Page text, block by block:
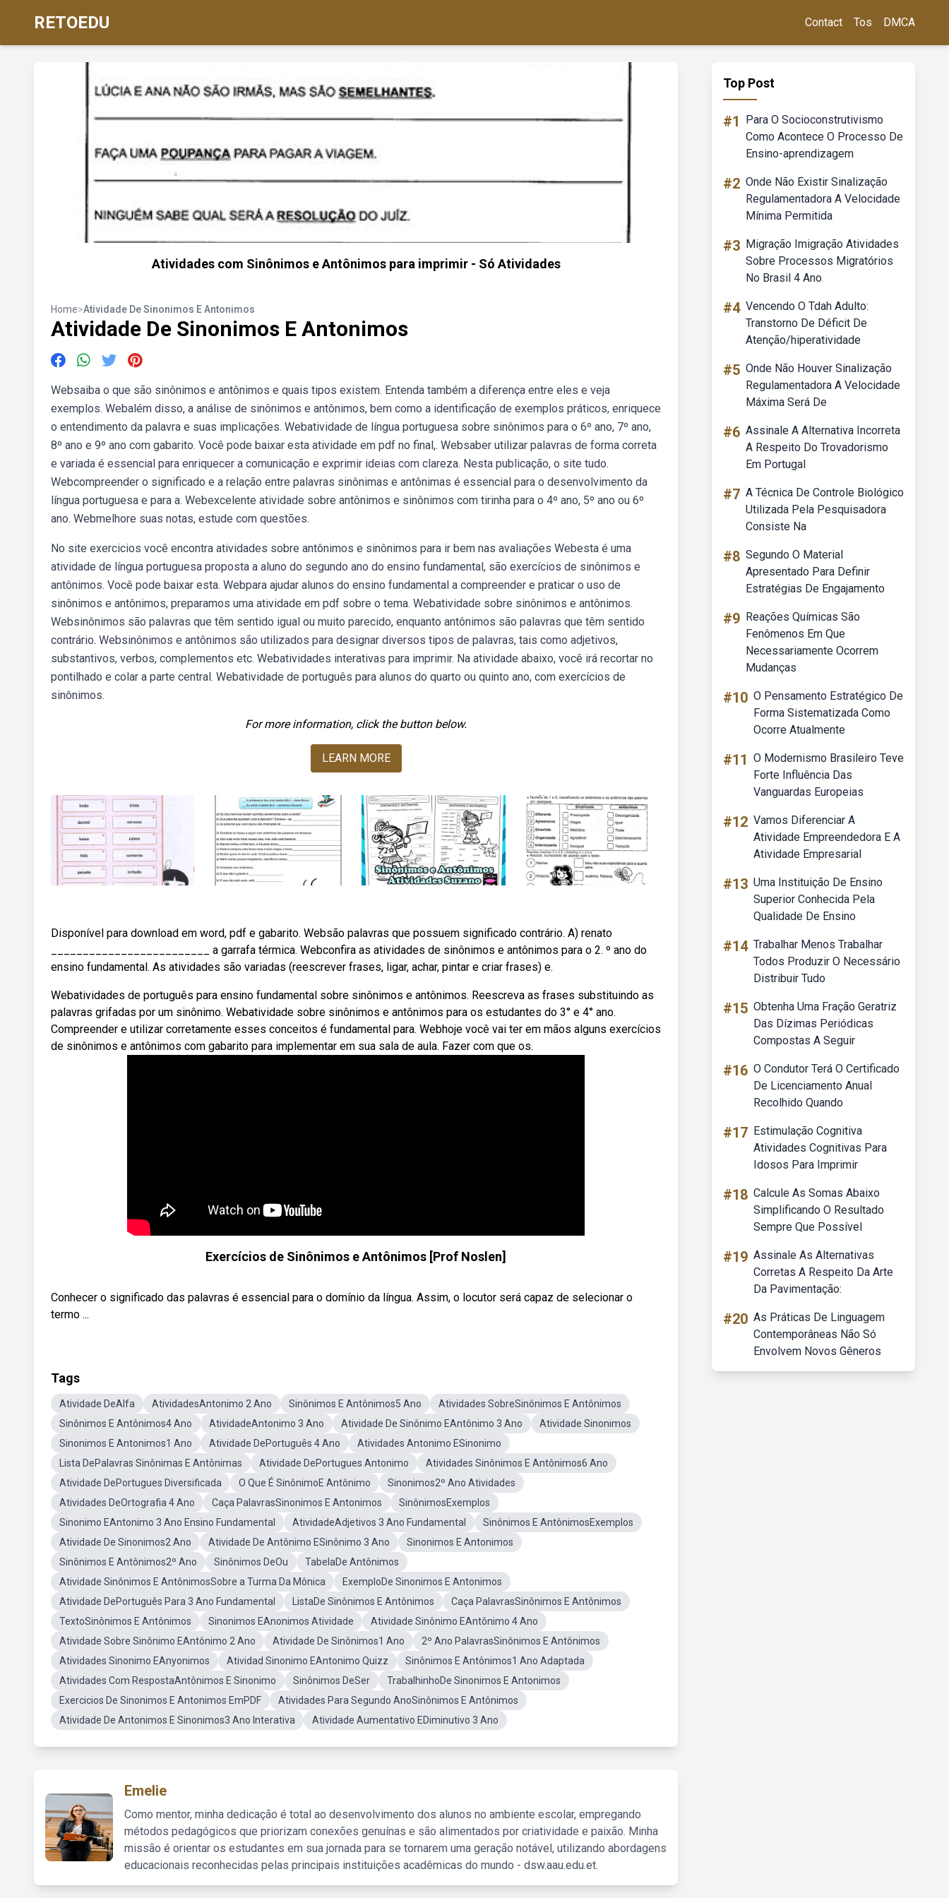
RETOEDU Contact Tos DMCA
Atividades com Sinônimos e Antônimos para imprimir - Só Atividades
Home>Atividade De Sinonimos E Antonimos
Atividade De Sinonimos E Antonimos
Websaiba o que são sinônimos e antônimos e quais tipos existem. Entenda também a diferença entre eles e veja
exemplos. Webalém disso, a análise de sinônimos e antônimos, bem como a identificação de exemplos práticos, enriquece
o entendimento da palavra e suas implicações. Webatividade de língua portuguesa sobre sinônimos para o 6º ano, 7º ano,
8º ano e 9º ano com gabarito. Você pode baixar esta atividade em pdf no final,. Websaber utilizar palavras de forma correta
e variada é essencial para enriquecer a comunicação e exprimir ideias com clareza. Nesta publicação, o site tudo.
Webcompreender o significado e a relação entre palavras sinônimas e antônimas é essencial para o desenvolvimento da
língua portuguesa e para a. Webexcelente atividade sobre antônimos e sinônimos com tirinha para o 4º ano, 5º ano ou 6º
ano. Webmelhore suas notas, estude com questões.
No site exercicios você encontra atividades sobre antônimos e sinônimos para ir bem nas avaliações Webesta é uma
atividade de língua portuguesa proposta a aluno do segundo ano do ensino fundamental, são exercícios de sinônimos e
antônimos. Você pode baixar esta. Webpara ajudar alunos do ensino fundamental a compreender e praticar o uso de
sinônimos e antônimos, preparamos uma atividade em pdf sobre o tema. Webatividade sobre sinônimos e antônimos.
Websinônimos são palavras que têm sentido igual ou muito parecido, enquanto antônimos são palavras que têm sentido
contrário. Websinônimos e antônimos são utilizados para designar diversos tipos de palavras, tais como adjetivos,
substantivos, verbos, complementos etc. Webatividades interativas para imprimir. Na atividade abaixo, você irá recortar no
pontilhado e colar a parte central. Webatividade de português para alunos do quarto ou quinto ano, com exercícios de
sinônimos.
For more information, click the button below.
LEARN MORE
Disponível para download em word, pdf e gabarito. Websão palavras que possuem significado contrário. A) renato
_________________________ a garrafa térmica. Webconfira as atividades de sinônimos e antônimos para o 2. º ano do
ensino fundamental. As atividades são variadas (reescrever frases, ligar, achar, pintar e criar frases) e.
Webatividades de português para ensino fundamental sobre sinônimos e antônimos. Reescreva as frases substituindo as
palavras grifadas por um sinônimo. Webatividade sobre sinônimos e antônimos para os estudantes do 3° e 4° ano.
Compreender e utilizar corretamente esses conceitos é fundamental para. Webhoje você vai ter em mãos alguns exercícios
de sinônimos e antônimos com gabarito para implementar em sua sala de aula. Fazer com que os.
Exercícios de Sinônimos e Antônimos [Prof Noslen]
Conhecer o significado das palavras é essencial para o domínio da língua. Assim, o locutor será capaz de selecionar o
termo ...
Tags
Atividade DeAlfa AtividadesAntonimo 2 Ano Sinônimos E Antônimos5 Ano
Atividades SobreSinônimos E Antônimos
Sinônimos E Antônimos4 Ano
AtividadeAntonimo 3 Ano Atividade De Sinônimo EAntônimo 3 Ano
Atividade Sinonimos
Sinonimos E Antonimos1 Ano
Atividade DePortuguês 4 Ano
Atividades Antonimo ESinonimo
Lista DePalavras Sinônimas E Antônimas
Atividade DePortugues Antonimo
Atividades Sinônimos E Antônimos6 Ano
Atividade DePortugues Diversificada
O Que É SinônimoE Antônimo
Sinonimos2º Ano Atividades
Atividades DeOrtografia 4 Ano
Caça PalavrasSinonimos E Antonimos
SinônimosExemplos
Sinonimo EAntonimo 3 Ano Ensino Fundamental
AtividadeAdjetivos 3 Ano Fundamental
Sinônimos E AntônimosExemplos
Atividade De Sinonimos2 Ano
Atividade De Antônimo ESinônimo 3 Ano
Sinonimos E Antonimos
Sinônimos E Antônimos2º Ano
Sinônimos DeOu
TabelaDe Antônimos
Atividade Sinônimos E AntônimosSobre a Turma Da Mônica
ExemploDe Sinonimos E Antonimos
Atividade DePortuguês Para 3 Ano Fundamental
ListaDe Sinônimos E Antônimos
Caça PalavrasSinônimos E Antônimos
TextoSinônimos E Antônimos
Sinonimos EAnonimos Atividade
Atividade Sinônimo EAntônimo 4 Ano
Atividade Sobre Sinônimo EAntônimo 2 Ano
Atividade De Sinônimos1 Ano
2º Ano PalavrasSinônimos E Antônimos
Atividades Sinonimo EAnyonimos
Atividad Sinonimo EAntonimo Quizz
Sinônimos E Antônimos1 Ano Adaptada
Atividades Com RespostaAntônimos E Sinonimo
Sinônimos DeSer
TrabalhinhoDe Sinonimos E Antonimos
Exercicios De Sinonimos E Antonimos EmPDF
Atividades Para Segundo AnoSinônimos E Antônimos
Atividade De Antonimos E Sinonimos3 Ano Interativa
Atividade Aumentativo EDiminutivo 3 Ano
Emelie
Como mentor, minha dedicação é total ao desenvolvimento dos alunos no ambiente escolar, empregando
métodos pedagógicos que priorizam conexões genuínas e são alimentados por criatividade e paixão. Minha
missão é orientar os estudantes em sua jornada para se tornarem uma geração notável, utilizando abordagens
educacionais reconhecidas pelas principais instituições acadêmicas do mundo - dsw.aau.edu.et.
Top Post
#1
Para O Socioconstrutivismo
Como Acontece O Processo De
Ensino-aprendizagem
#2 Onde Não Existir Sinalização
Regulamentadora A Velocidade
Mínima Permitida
#3 Migração Imigração Atividades
Sobre Processos Migratórios
No Brasil 4 Ano
#4 Vencendo O Tdah Adulto:
Transtorno De Déficit De
Atenção/hiperatividade
#5 Onde Não Houver Sinalização
Regulamentadora A Velocidade
Máxima Será De
#6 Assinale A Alternativa Incorreta
A Respeito Do Trovadorismo
Em Portugal
#7 A Técnica De Controle Biológico
Utilizada Pela Pesquisadora
Consiste Na
#8 Segundo O Material
Apresentado Para Definir
Estratégias De Engajamento
#9 Reações Químicas São
Fenômenos Em Que
Necessariamente Ocorrem
Mudanças
#10 O Pensamento Estratégico De
Forma Sistematizada Como
Ocorre Atualmente
#11 O Modernismo Brasileiro Teve
Forte Influência Das
Vanguardas Europeias
#12 Vamos Diferenciar A
Atividade Empreendedora E A
Atividade Empresarial
#13 Uma Instituição De Ensino
Superior Conhecida Pela
Qualidade De Ensino
#14 Trabalhar Menos Trabalhar
Todos Produzir O Necessário
Distribuir Tudo
#15 Obtenha Uma Fração Geratriz
Das Dízimas Periódicas
Compostas A Seguir
#16 O Condutor Terá O Certificado
De Licenciamento Anual
Recolhido Quando
#17 Estimulação Cognitiva
Atividades Cognitivas Para
Idosos Para Imprimir
#18 Calcule As Somas Abaixo
Simplificando O Resultado
Sempre Que Possível
#19 Assinale As Alternativas
Corretas A Respeito Da Arte
Da Pavimentação:
#20 As Práticas De Linguagem
Contemporâneas Não Só
Envolvem Novos Gêneros